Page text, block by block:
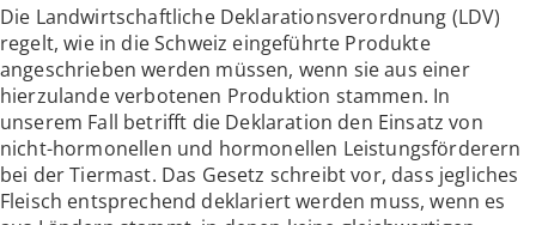
Die Landwirtschaftliche Deklarationsverordnung (LDV)
regelt, wie in die Schweiz eingeführte Produkte
angeschrieben werden müssen, wenn sie aus einer
hierzulande verbotenen Produktion stammen. In
unserem Fall betrifft die Deklaration den Einsatz von
nicht-hormonellen und hormonellen Leistungsförderern
bei der Tiermast. Das Gesetz schreibt vor, dass jegliches
Fleisch entsprechend deklariert werden muss, wenn es